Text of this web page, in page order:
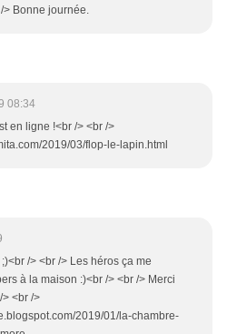
> Bonne journée.
08:34
en ligne !<br /> <br />
2019/03/flop-le-lapin.html
/> <br /> Les héros ça me
à la maison :)<br /> <br /> Merci
<br />
2019/01/la-chambre-